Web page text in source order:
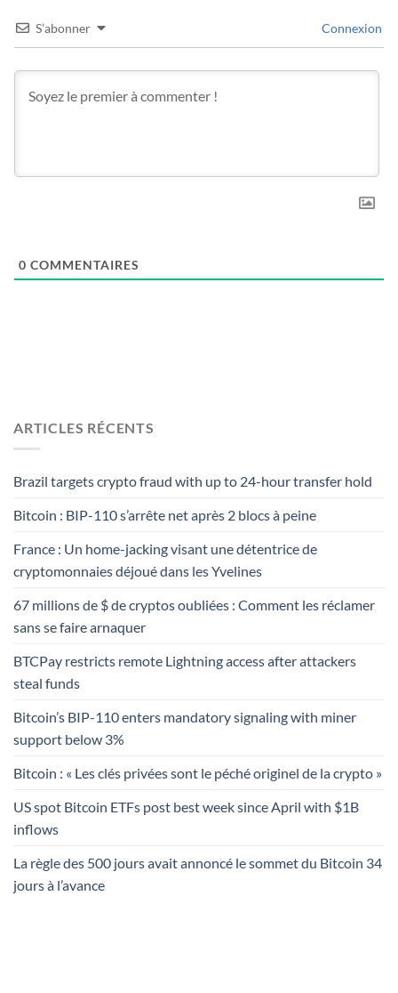
S’abonner Connexion
0 COMMENTAIRES
ARTICLES RÉCENTS
Brazil targets crypto fraud with up to 24-hour transfer hold
Bitcoin : BIP-110 s’arrête net après 2 blocs à peine
France : Un home-jacking visant une détentrice de
cryptomonnaies déjoué dans les Yvelines
67 millions de $ de cryptos oubliées : Comment les réclamer
sans se faire arnaquer
BTCPay restricts remote Lightning access after attackers
steal funds
Bitcoin’s BIP-110 enters mandatory signaling with miner
support below 3%
Bitcoin : « Les clés privées sont le péché originel de la crypto »
US spot Bitcoin ETFs post best week since April with $1B
inflows
La règle des 500 jours avait annoncé le sommet du Bitcoin 34
jours à l’avance